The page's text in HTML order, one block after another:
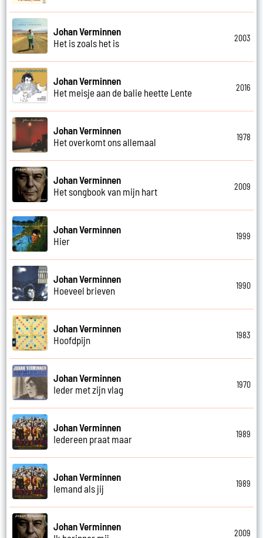
Johan Verminnen
Het is zoals het is
2003
Johan Verminnen
Het meisje aan de balie heette Lente
2016
Johan Verminnen
Het overkomt ons allemaal
1978
Johan Verminnen
Het songbook van mijn hart
2009
Johan Verminnen
Hier
1999
Johan Verminnen
Hoeveel brieven
1990
Johan Verminnen
Hoofdpijn
1983
Johan Verminnen
Ieder met zijn vlag
1970
Johan Verminnen
Iedereen praat maar
1989
Johan Verminnen
Iemand als jij
1989
Johan Verminnen
2009